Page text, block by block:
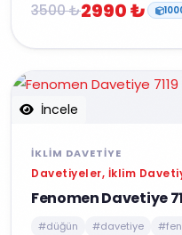
3500 ₺2990 ₺
İncele
İKLIM DAVETIYE
Davetiyeler, İklim
Fenomen Davetiye
#düğün #davetiye